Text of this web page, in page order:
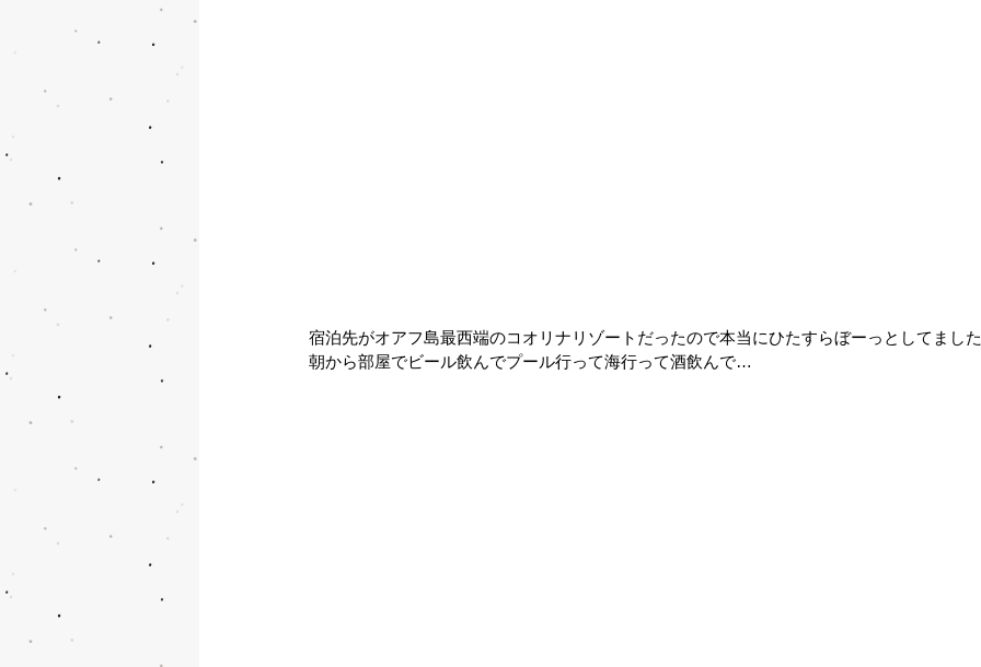
宿泊先がオアフ島最西端のコオリナリゾートだったので本当にひたすらぼーっとしてまし
朝から部屋でビール飲んでプール行って海行って酒飲んで…